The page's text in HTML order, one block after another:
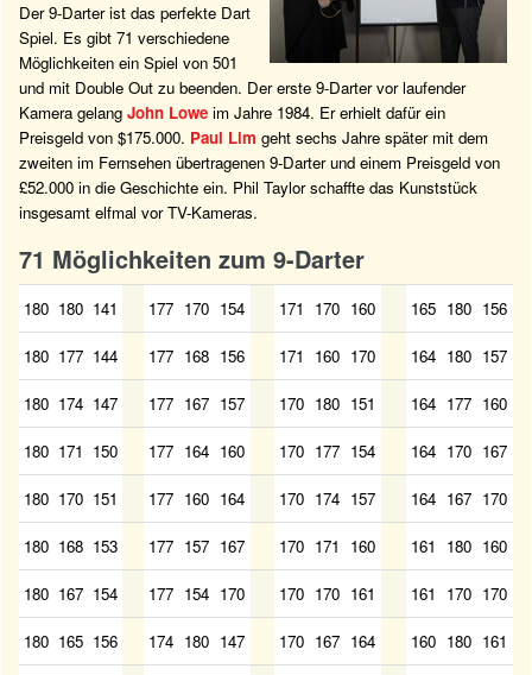
Der 9-Darter ist das perfekte Dart
Spiel. Es gibt 71 verschiedene
Möglichkeiten ein Spiel von 501
und mit Double Out zu beenden. Der erste 9-Darter vor laufender
Kamera gelang John Lowe im Jahre 1984. Er erhielt dafür ein
Preisgeld von $175.000. Paul Lim geht sechs Jahre später mit dem
zweiten im Fernsehen übertragenen 9-Darter und einem Preisgeld von
£52.000 in die Geschichte ein. Phil Taylor schaffte das Kunststück
insgesamt elfmal vor TV-Kameras.
71 Möglichkeiten zum 9-Darter
180 180 141 177 170 154 171 170 160 165 180 156
180 177 144 177 168 156 171 160 170 164 180 157
180 174 147 177 167 157 170 180 151 164 177 160
180 171 150 177 164 160 170 177 154 164 170 167
180 170 151 177 160 164 170 174 157 164 167 170
180 168 153 177 157 167 170 171 160 161 180 160
180 167 154 177 154 170 170 170 161 161 170 170
180 165 156 174 180 147 170 167 164 160 180 161